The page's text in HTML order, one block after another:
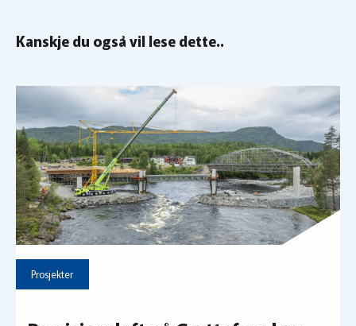
Kanskje du også vil lese dette..
Prosjekter